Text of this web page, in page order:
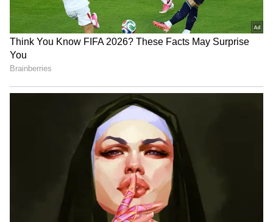
Related Articles
Folk Song: రియల్ లైఫ్ ప్రేమజంట పాటకు
యూట్యూబ్ లో 5 కోట్ల వ్యూస్, పాట వింటే
Rare Yoga: శని కలయికతో అరుదైన రాజయోగాలు..
వారం ఓపిక పడితే వీరి విజయాన్ని ఎవరూ ఆపలేరు..!